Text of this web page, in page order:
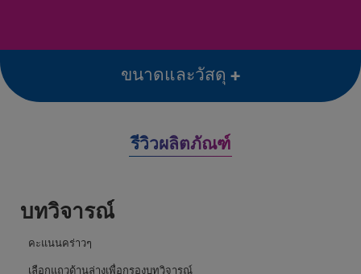
ขนาดและวัสดุ
รีวิวผลิตภัณฑ์